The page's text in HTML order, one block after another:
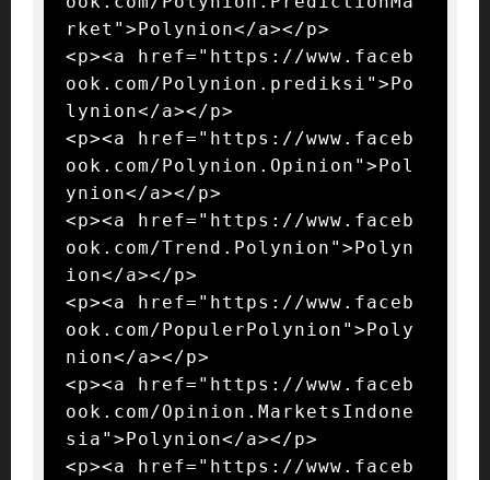
rket">Polynion</a></p>
<p><a href="https://www.faceb
ook.com/Polynion.prediksi">Po
lynion</a></p>
<p><a href="https://www.faceb
ook.com/Polynion.Opinion">Pol
ynion</a></p>
<p><a href="https://www.faceb
ook.com/Trend.Polynion">Polyn
ion</a></p>
<p><a href="https://www.faceb
ook.com/PopulerPolynion">Poly
nion</a></p>
<p><a href="https://www.faceb
ook.com/Opinion.MarketsIndone
sia">Polynion</a></p>
<p><a href="https://www.faceb